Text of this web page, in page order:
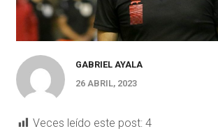
GABRIEL AYALA
26 ABRIL, 2023
Veces leído este post: 4